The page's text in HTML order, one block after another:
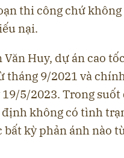
thi công chứ
nại.
Huy, dự án cao
tháng 9/2021 và
5/2023. Trong
không có tình
bất kỳ phản ánh nào